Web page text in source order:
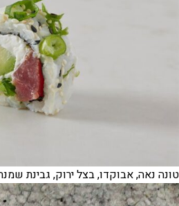
טונה נאה, אבוקדו, בצל ירוק, גבינת